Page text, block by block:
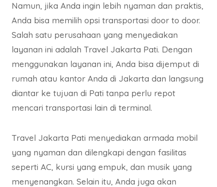
Namun, jika Anda ingin lebih nyaman dan praktis,
Anda bisa memilih opsi transportasi door to door.
Salah satu perusahaan yang menyediakan
layanan ini adalah Travel Jakarta Pati. Dengan
menggunakan layanan ini, Anda bisa dijemput di
rumah atau kantor Anda di Jakarta dan langsung
diantar ke tujuan di Pati tanpa perlu repot
mencari transportasi lain di terminal.
Travel Jakarta Pati menyediakan armada mobil
yang nyaman dan dilengkapi dengan fasilitas
seperti AC, kursi yang empuk, dan musik yang
menyenangkan. Selain itu, Anda juga akan